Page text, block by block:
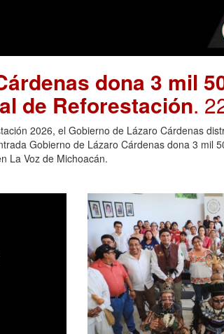
dona 3 mil
de Reforestación.
2026, el Gobierno de Lázaro Cárdenas
Gobierno de Lázaro Cárdenas dona 3 mil
La Voz de Michoacán.